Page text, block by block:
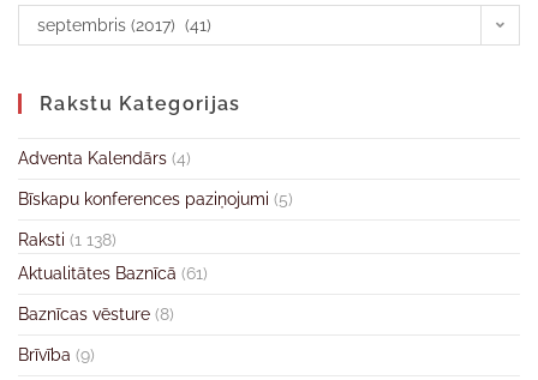
septembris (2017) (41)
Rakstu Kategorijas
Adventa Kalendārs (4)
Bīskapu konferences paziņojumi (5)
Raksti (1 138)
Aktualitātes Baznīcā (61)
Baznīcas vēsture (8)
Brīvība (9)